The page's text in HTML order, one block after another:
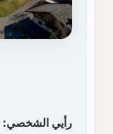
رأيي الشخصي: